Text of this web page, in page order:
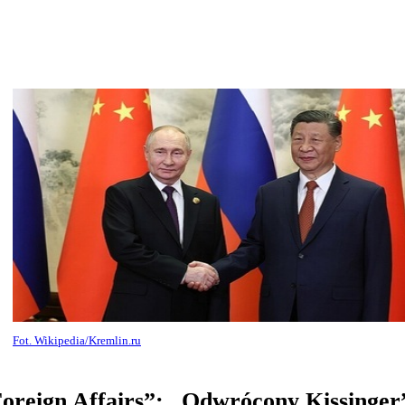
Fot. Wikipedia/Kremlin.ru